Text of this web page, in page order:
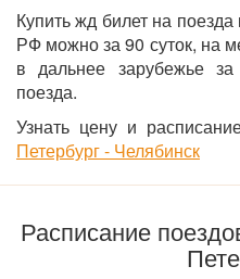
Купить жд билет на
РФ можно за 90 суток, на
в дальнее зарубежье
поезда.
Узнать цену и
Петербург - Челябинск
Расписание